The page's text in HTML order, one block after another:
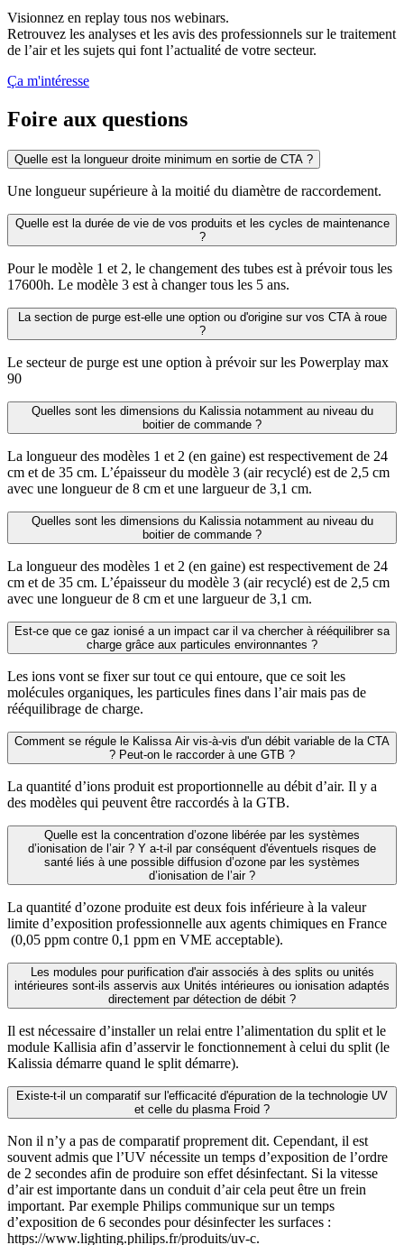
Visionnez en replay tous nos webinars.
Retrouvez les analyses et les avis des professionnels sur le traitement
de l’air et les sujets qui font l’actualité de votre secteur.
Ça m'intéresse
Foire aux questions
Quelle est la longueur droite minimum en sortie de CTA ?
Une longueur supérieure à la moitié du diamètre de raccordement.
Quelle est la durée de vie de vos produits et les cycles de maintenance
?
Pour le modèle 1 et 2, le changement des tubes est à prévoir tous les
17600h. Le modèle 3 est à changer tous les 5 ans.
La section de purge est-elle une option ou d'origine sur vos CTA à roue
?
Le secteur de purge est une option à prévoir sur les Powerplay max
90
Quelles sont les dimensions du Kalissia notamment au niveau du
boitier de commande ?
La longueur des modèles 1 et 2 (en gaine) est respectivement de 24
cm et de 35 cm. L’épaisseur du modèle 3 (air recyclé) est de 2,5 cm
avec une longueur de 8 cm et une largueur de 3,1 cm.
Quelles sont les dimensions du Kalissia notamment au niveau du
boitier de commande ?
La longueur des modèles 1 et 2 (en gaine) est respectivement de 24
cm et de 35 cm. L’épaisseur du modèle 3 (air recyclé) est de 2,5 cm
avec une longueur de 8 cm et une largueur de 3,1 cm.
Est-ce que ce gaz ionisé a un impact car il va chercher à rééquilibrer sa
charge grâce aux particules environnantes ?
Les ions vont se fixer sur tout ce qui entoure, que ce soit les
molécules organiques, les particules fines dans l’air mais pas de
rééquilibrage de charge.
Comment se régule le Kalissa Air vis-à-vis d'un débit variable de la CTA
? Peut-on le raccorder à une GTB ?
La quantité d’ions produit est proportionnelle au débit d’air. Il y a
des modèles qui peuvent être raccordés à la GTB.
Quelle est la concentration d’ozone libérée par les systèmes
d’ionisation de l’air ? Y a-t-il par conséquent d'éventuels risques de
santé liés à une possible diffusion d’ozone par les systèmes
d’ionisation de l’air ?
La quantité d’ozone produite est deux fois inférieure à la valeur
limite d’exposition professionnelle aux agents chimiques en France
(0,05 ppm contre 0,1 ppm en VME acceptable).
Les modules pour purification d'air associés à des splits ou unités
intérieures sont-ils asservis aux Unités intérieures ou ionisation adaptés
directement par détection de débit ?
Il est nécessaire d’installer un relai entre l’alimentation du split et le
module Kallisia afin d’asservir le fonctionnement à celui du split (le
Kalissia démarre quand le split démarre).
Existe-t-il un comparatif sur l'efficacité d'épuration de la technologie UV
et celle du plasma Froid ?
Non il n’y a pas de comparatif proprement dit. Cependant, il est
souvent admis que l’UV nécessite un temps d’exposition de l’ordre
de 2 secondes afin de produire son effet désinfectant. Si la vitesse
d’air est importante dans un conduit d’air cela peut être un frein
important. Par exemple Philips communique sur un temps
d’exposition de 6 secondes pour désinfecter les surfaces :
https://www.lighting.philips.fr/produits/uv-c.